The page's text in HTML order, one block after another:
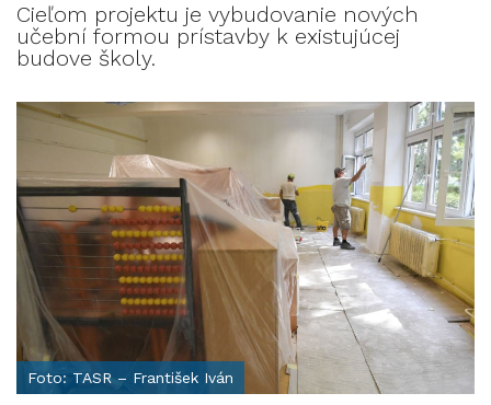
Cieľom projektu je vybudovanie nových
učební formou prístavby k existujúcej
budove školy.
Foto: TASR – František Iván